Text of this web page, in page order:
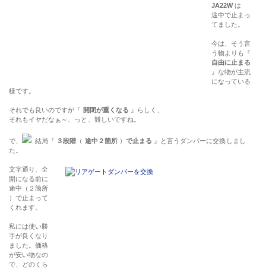
JA22Wは
途中で止まっ
てました。
今は、そう言
う物よりも『
自由に止まる
』な物が主流
になっている
様です。
それでも良いのですが『 開閉が重くなる 』らしく、
それもイヤだなぁ～、っと、難しいですね。
で、 結局『 ３段階 （ 途中２箇所） で止まる 』と言うダンパーに交換しまし
た。
文字通り、全
開になる前に
途中（２箇所
）で止まって
くれます。
私には使い勝
手が良くなり
ました。価格
が安い物なの
で、どのくら